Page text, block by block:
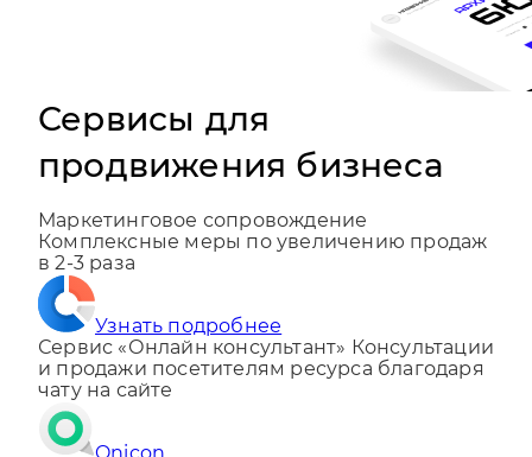
Сервисы для
продвижения бизнеса
Маркетинговое сопровождение
Комплексные меры по увеличению продаж
в 2-3 раза
Узнать подробнее
Сервис «Онлайн консультант»Консультации
и продажи посетителям ресурса благодаря
чату на сайте